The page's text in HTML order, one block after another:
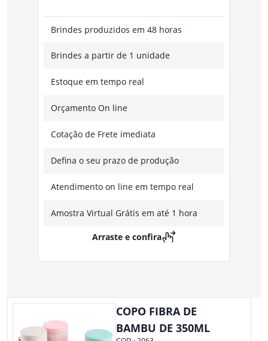
Brindes produzidos em 48 horas
Brindes a partir de 1 unidade
Estoque em tempo real
Orçamento On line
Cotação de Frete imediata
Defina o seu prazo de produção
Atendimento on line em tempo real
Amostra Virtual Grátis em até 1 hora
Arraste e confira
COPO FIBRA DE
BAMBU DE 350ML